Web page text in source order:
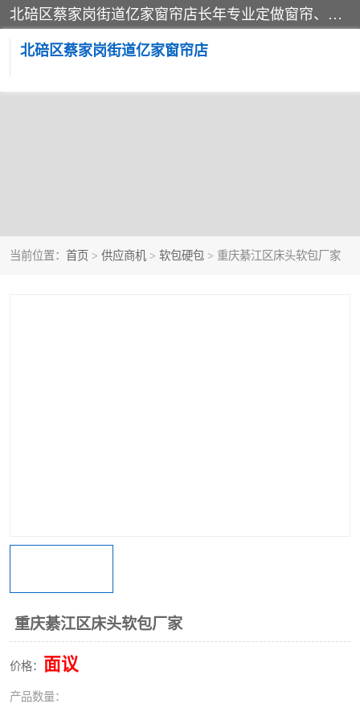
北碚区蔡家岗街道亿家窗帘店长年专业定做窗帘、电动窗帘、百叶窗帘、卷帘、柔纱窗、家居卷帘、香格里拉帘、垂直帘、等等，软包、各种形状软包硬包，墙布、素色、绣花、硅藻泥、高精密各种墙布，免费测量、免费安装，欢迎咨询
北碚区蔡家岗街道亿家窗帘店
当前位置： 首页 > 供应商机 > 软包硬包 > 重庆綦江区床头软包厂家
重庆綦江区床头软包厂家
价格： 面议
产品数量：